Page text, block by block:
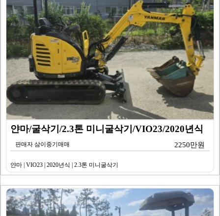
얀마/굴삭기/2.3톤 미니굴삭기/VIO23/2020년식
판매자 삼이중기매매 2250만원
얀마 | VIO23 | 2020년식 | 2.3톤 미니굴삭기